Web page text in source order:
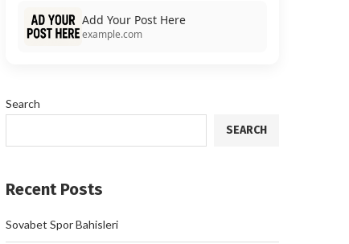
Add Your Post Here
example.com
Search
SEARCH
Recent Posts
Sovabet Spor Bahisleri